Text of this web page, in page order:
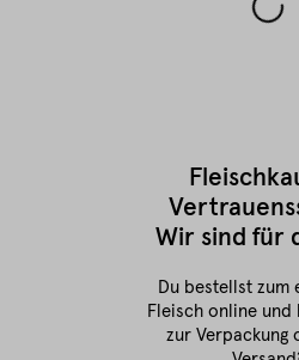
Wir sind für
Du bestellst zum
Fleisch online und
zur Verpackung